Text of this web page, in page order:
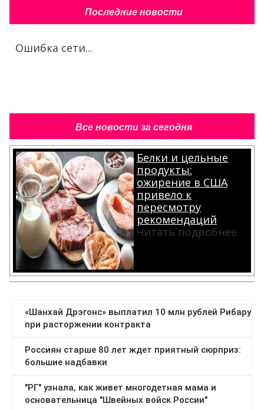
Последние новости
Ошибка сети...
Все новости за сегодня
Белки и цельные
продукты:
ожирение в США
привело к
пересмотру
рекомендаций
Читать подробнее